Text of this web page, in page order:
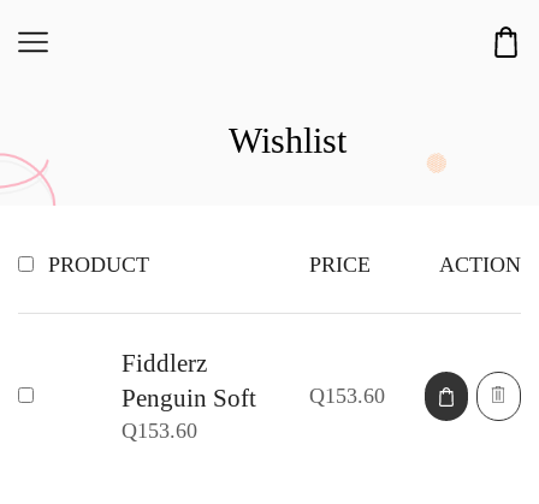
Wishlist
PRODUCT PRICE ACTION
Fiddlerz
Penguin Soft
Q153.60
Q153.60